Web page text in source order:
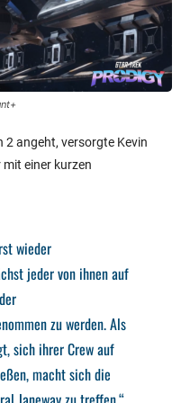
2 angeht, versorgte Kevin
einer kurzen
wieder
jeder von ihnen auf
zu werden. Als
sich ihrer Crew auf
macht sich die